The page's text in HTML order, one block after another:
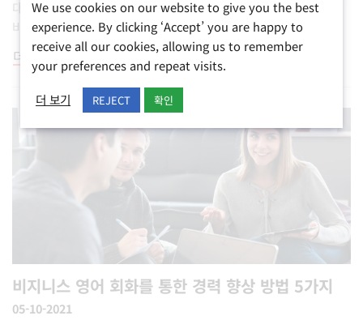
대중적인 휴가 장소로 발전해 왔습니다. 레스토랑, 카페, 와인
바,…
더 읽기
비지니스 영어 회화를 통한 경력 향상 방법 5가지
05-10-2021
We use cookies on our website to give you the best
experience. By clicking ‘Accept’ you are happy to
receive all our cookies, allowing us to remember
your preferences and repeat visits.
더 보기 REJECT 확인